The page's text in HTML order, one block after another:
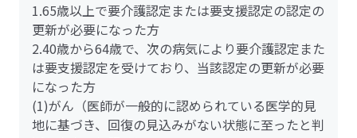
1.65歳以上で要介護認定または要支援認定の認定の
更新が必要になった方
2.40歳から64歳で、次の病気により要介護認定また
は要支援認定を受けており、当該認定の更新が必要
になった方
(1)がん（医師が一般的に認められている医学的見
地に基づき、回復の見込みがない状態に至ったと判